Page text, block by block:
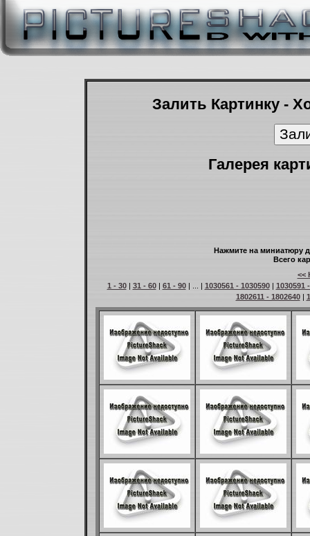
Залить Картинку -
Галерея
Нажмите на миниатюру
Всего
<<
1 - 30| 31 - 60| 61 - 90| ... | 1030561 - 1030590| 1030591
1802611 - 1802640|